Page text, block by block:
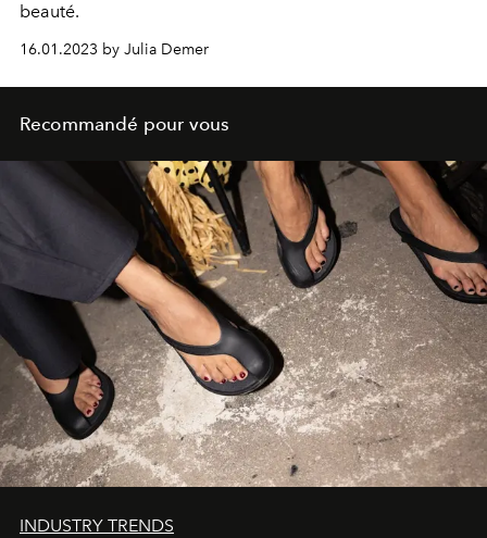
beauté.
16.01.2023 by Julia Demer
Recommandé pour vous
INDUSTRY TRENDS